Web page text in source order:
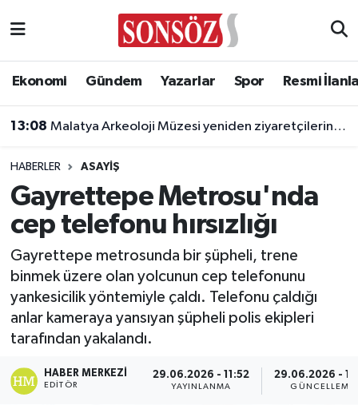
Ekonomi Gündem Yazarlar Spor Resmi
13:08 Malatya Arkeoloji Müzesi yeniden ziyaretçilerini ağırlayacak
HABERLER ASAYIŞ
Gayrettepe Metrosu'nda
cep telefonu hırsızlığı
Gayrettepe metrosunda bir şüpheli, trene
binmek üzere olan yolcunun cep telefonunu
yankesicilik yöntemiyle çaldı. Telefonu çaldığı
anlar kameraya yansıyan şüpheli polis ekipleri
tarafından yakalandı.
HABER MERKEZI
EDITÖR
29.06.2026 - 11:52
YAYINLANMA
29.06.2026 -
GÜNCELLEME
Asayiş
Çevre
Diğer
Dünya
Eğitim
Ekonomi
Ankara Nöbetçi Eczaneler
Ankara Trafik Yoğunluk Haritası
Süper Lig Puan Durumu ve Fikstür
Tüm Manşetler
Son Dakika Haberleri
Haber Arşivi